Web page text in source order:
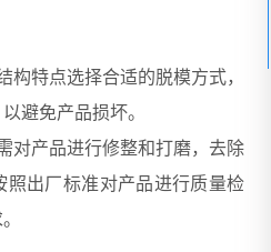
构特点选择合适的脱模方式，
避免产品损坏。
对产品进行修整和打磨，去除
照出厂标准对产品进行质量检